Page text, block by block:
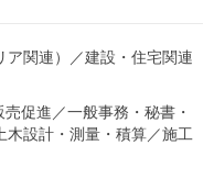
インターンを探す
お知らせ
関連） ／建設・住宅関連
売促進 ／一般事務・秘書・
木設計・測量・積算／施工